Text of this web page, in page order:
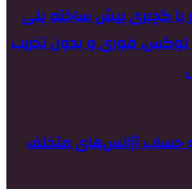
با گچبری پیش ساخته پلی
لوکس، فوری و بدون تخریب
و حساب آژانس‌های متخلف